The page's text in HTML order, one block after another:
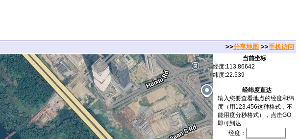
>>分享地图 >>手机访问
当前坐标
经度:113.86642
纬度:22.539
经纬度直达
输入您要查看地点的经度和纬
度（用123.456这种格式，不
能用度分秒格式），点击GO
即可到达
经度：